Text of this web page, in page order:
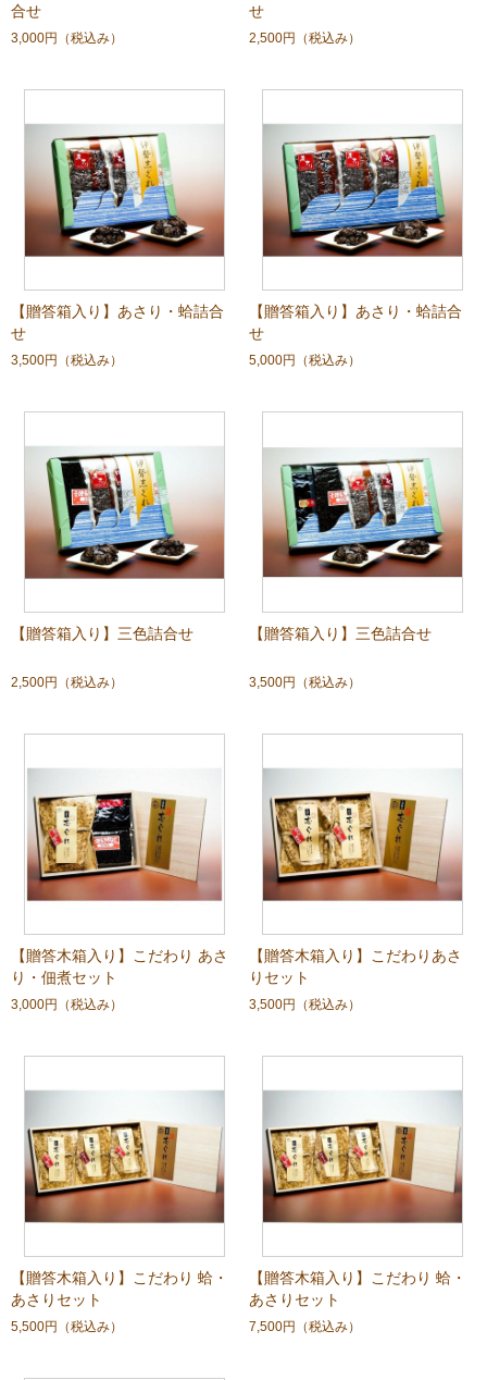
合せ
3,000円 （税込み）
せ
2,500円 （税込み）
【贈答箱入り】あさり・蛤詰合
せ
3,500円 （税込み）
【贈答箱入り】あさり・蛤詰合
せ
5,000円 （税込み）
【贈答箱入り】三色詰合せ
2,500円 （税込み）
【贈答箱入り】三色詰合せ
3,500円 （税込み）
【贈答木箱入り】こだわり あさ
り・佃煮セット
3,000円 （税込み）
【贈答木箱入り】こだわりあさ
りセット
3,500円 （税込み）
【贈答木箱入り】こだわり 蛤・
あさりセット
5,500円 （税込み）
【贈答木箱入り】こだわり 蛤・
あさりセット
7,500円 （税込み）